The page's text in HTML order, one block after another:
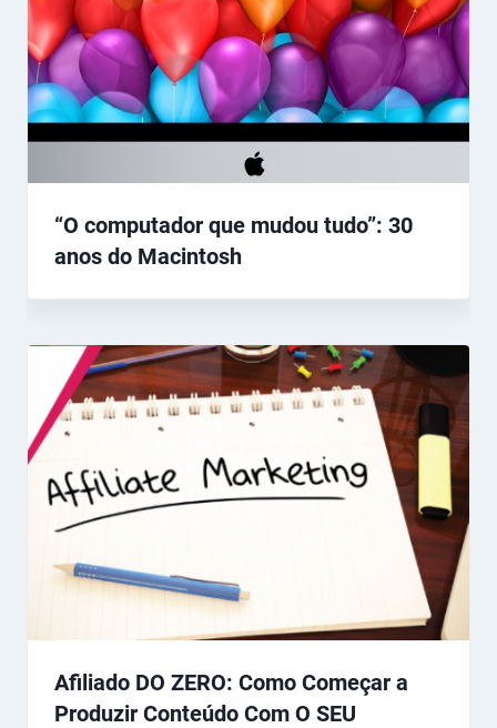
“O computador que mudou tudo”: 30
anos do Macintosh
Afiliado DO ZERO: Como Começar a
Produzir Conteúdo Com O SEU